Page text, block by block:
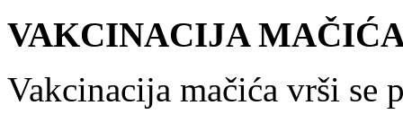
VAKCINACIJA
Vakcinacija mačića vrši se